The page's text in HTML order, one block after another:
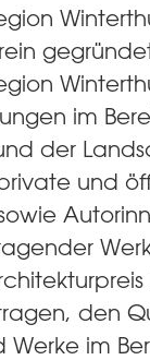
im
der
und
den
im